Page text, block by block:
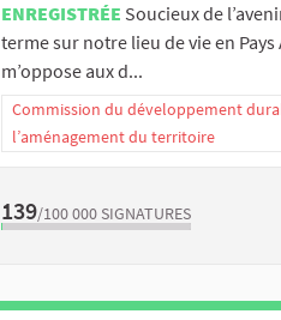
ENREGISTRÉE Soucieux de
terme sur notre lieu de vie en
m’oppose aux d...
Commission du développement
l’aménagement du territoire
139/100 000 SIGNATURES